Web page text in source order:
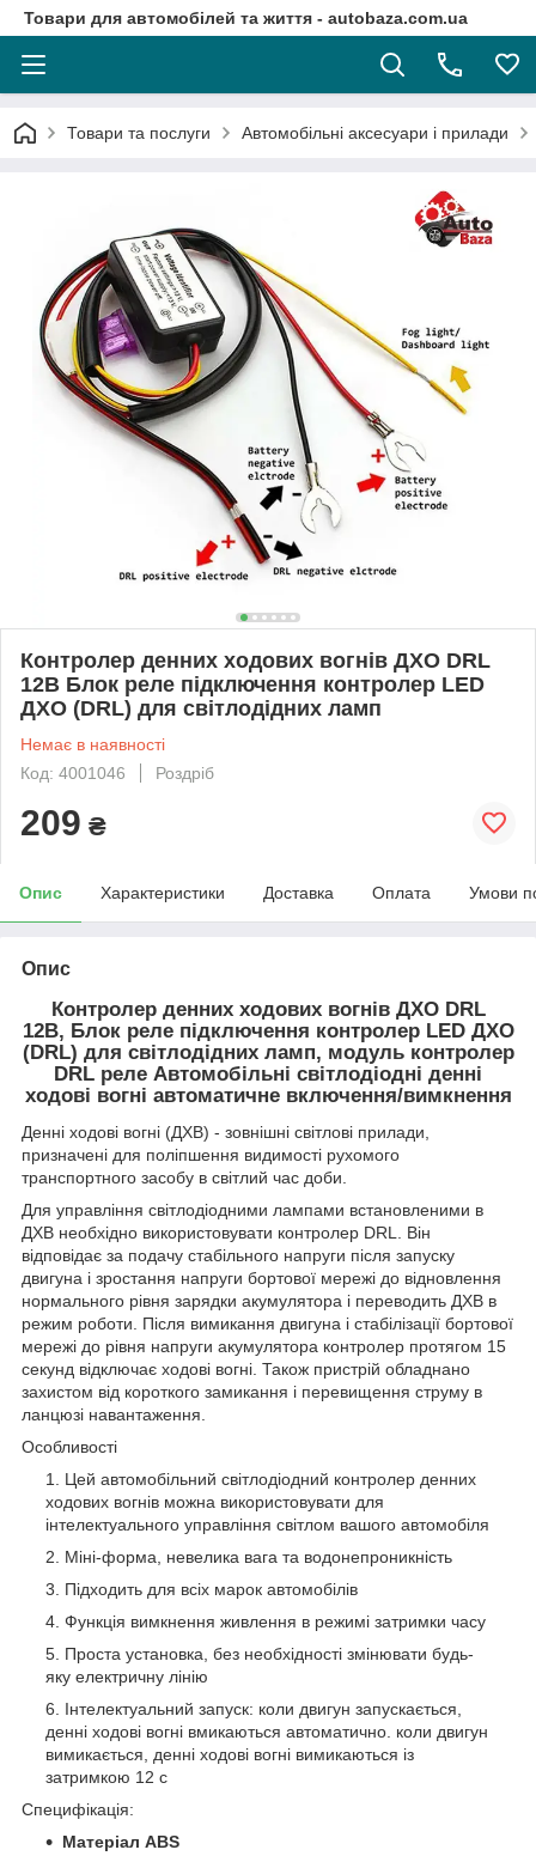
Товари для автомобілей та життя - autobaza.com.ua
Товари та послуги Автомобільні аксесуари і прилади
Контролер денних ходових вогнів ДХО DRL
12В Блок реле підключення контролер LED
ДХО (DRL) для світлодідних ламп
Немає в наявності
Код: 4001046
Роздріб
209 ₴
Опис Характеристики Доставка Оплата Умови
Опис
Контролер денних ходових вогнів ДХО DRL
12В, Блок реле підключення контролер LED ДХО
(DRL) для світлодідних ламп, модуль контролер
DRL реле Автомобільні світлодіодні денні
ходові вогні автоматичне включення/вимкнення
Денні ходові вогні (ДХВ) - зовнішні світлові прилади,
призначені для поліпшення видимості рухомого
транспортного засобу в світлий час доби.
Для управління світлодіодними лампами встановленими в
ДХВ необхідно використовувати контролер DRL. Він
відповідає за подачу стабільного напруги після запуску
двигуна і зростання напруги бортової мережі до відновлення
нормального рівня зарядки акумулятора і переводить ДХВ в
режим роботи. Після вимикання двигуна і стабілізації бортової
мережі до рівня напруги акумулятора контролер протягом 15
секунд відключає ходові вогні. Також пристрій обладнано
захистом від короткого замикання і перевищення струму в
ланцюзі навантаження.
Особливості
Цей автомобільний світлодіодний контролер денних
ходових вогнів можна використовувати для
інтелектуального управління світлом вашого автомобіля
Міні-форма, невелика вага та водонепроникність
Підходить для всіх марок автомобілів
Функція вимкнення живлення в режимі затримки часу
Проста установка, без необхідності змінювати будь-
яку електричну лінію
Інтелектуальний запуск: коли двигун запускається,
денні ходові вогні вмикаються автоматично. коли двигун
вимикається, денні ходові вогні вимикаються із
затримкою 12 с
Специфікація:
Матеріал ABS